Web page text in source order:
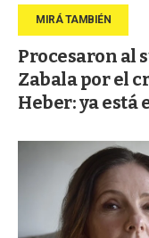
Procesaron al
Zabala por el
Heber: ya está